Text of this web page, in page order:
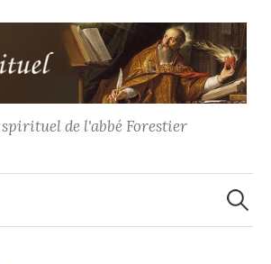
de l'abbé Forestier